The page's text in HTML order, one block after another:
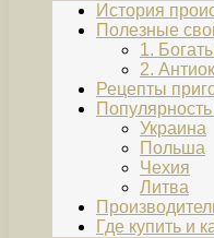
История
Полезные
1.
2.
Рецепты
Украина
Польша
Чехия
Литва
Где купить и